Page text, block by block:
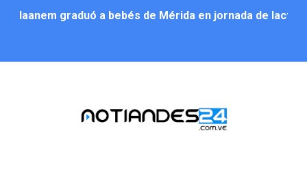
Iaanem graduó a bebés de Mérida en jornada de
Alcalde Nelson Álvarez llevó jornada recreativa a la